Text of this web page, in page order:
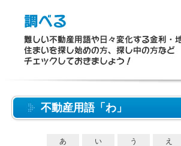
不動産用語「わ」
あ い う え